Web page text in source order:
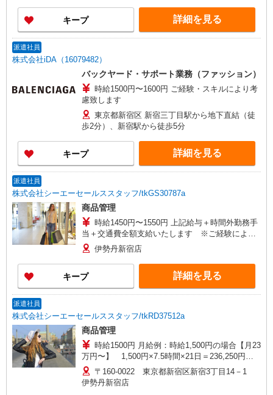
キープ 詳細を見る
派遣社員
株式会社iDA（16079482）
バックヤード・サポート業務（ファッション）
時給1500円〜1600円 ご経験・スキルにより考
慮致します
東京都新宿区 新宿三丁目駅から地下直結（徒
歩2分）、新宿駅から徒歩5分
キープ 詳細を見る
派遣社員
株式会社シーエーセールススタッフ/tkGS30787a
商品管理
時給1450円〜1550円 上記給与＋時間外勤務手
当＋交通費全額支給いたします ※ご経験により
異なります ※時間外手当はお時給の1.25倍で
す！
伊勢丹新宿店
キープ 詳細を見る
派遣社員
株式会社シーエーセールススタッフ/tkRD37512a
商品管理
時給1500円 月給例：時給1,500円の場合【月23
万円〜】 1,500円×7.5時間×21日＝236,250円
＋残業代1分単位で支給♪ ※時給はご経験により
異なります
〒160-0022 東京都新宿区新宿3丁目14－1
伊勢丹新宿店